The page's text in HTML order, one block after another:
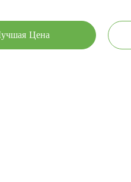
Цена